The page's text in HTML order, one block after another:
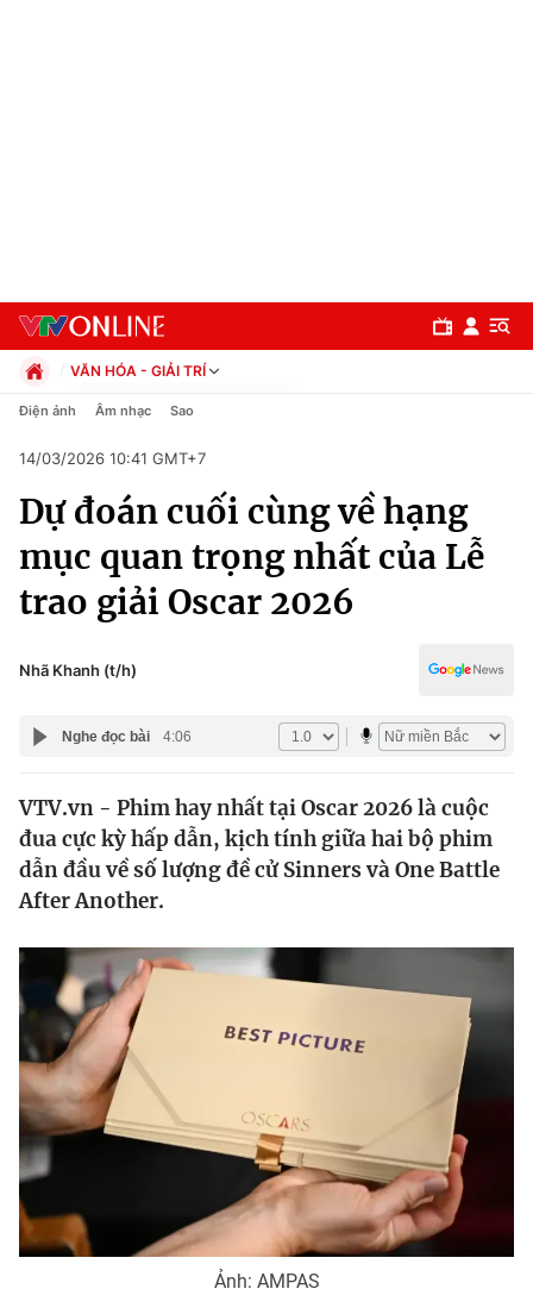
Chuyên mục
Xã hội
Pháp luật
Y tế
Thế giới
Tin tức
Thế giới đó đây
Câu chuyện quốc tế
Kinh tế
Thị trường
Góc doanh nghiệp
Dữ liệu và đời sống
Truyền hình
Phim VTV
Hậu trường
Nhân vật
Khán giả
Giải sao mai
Giải trí
Điện ảnh
Âm nhạc
Sao
Đời sống
Du lịch
Làm đẹp
Giáo dục
VĂN HÓA - GIẢI TRÍ
Chính trị
Pháp luật
Kinh tế
Thể thao
Truyền hình
Văn hóa - Giải trí
Y tế
Công nghệ
Điện ảnh Âm nhạc Sao
14/03/2026 10:41 GMT+7
Dự đoán cuối cùng về hạng
mục quan trọng nhất của Lễ
trao giải Oscar 2026
Nhã Khanh (t/h)
Nghe đọc bài 4:06
VTV.vn - Phim hay nhất tại Oscar 2026 là cuộc
đua cực kỳ hấp dẫn, kịch tính giữa hai bộ phim
dẫn đầu về số lượng đề cử Sinners và One Battle
After Another.
Ảnh: AMPAS